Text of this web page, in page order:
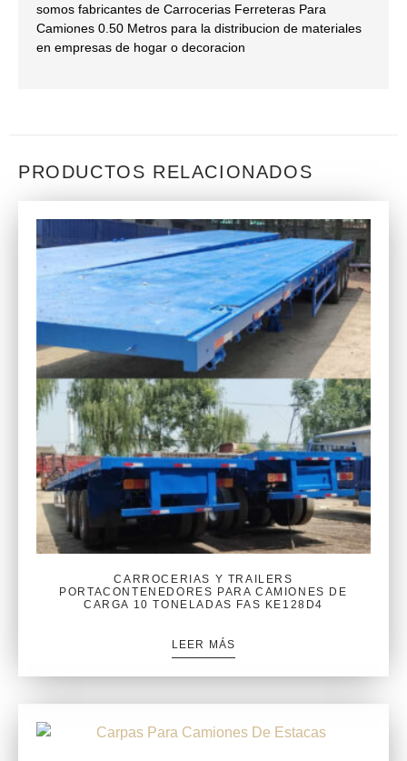
somos fabricantes de Carrocerias Ferreteras Para
Camiones 0.50 Metros para la distribucion de materiales
en empresas de hogar o decoracion
PRODUCTOS RELACIONADOS
CARROCERIAS Y TRAILERS
PORTACONTENEDORES PARA CAMIONES DE
CARGA 10 TONELADAS FAS KE128D4
LEER MÁS